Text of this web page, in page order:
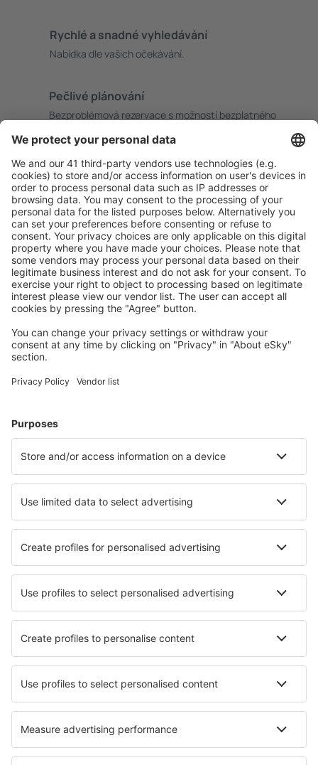
Rychlé a snadné vyhledávání
Nabídka dle vašich očekávání.
Pečlivé plánování
Bezproblémová rezervace s možností bezplatného
S námi ušetříte
Atraktivní ceny a speciální nabídky pro přihlášené
uživatele.
Ubytování dle vašeho gusta
Vyberte si z více než 1.3 milionu zařízení: hotelů,
apartmánů, chat a dalších.
Hotely ve Spojených státech amerických - Oblíbená města
Hotely in Davenport Hotely in Washington
Hotely in Duck Hotely in Ivins
Nejlepší hotely - města
Hotely in Armentieres Hotely in Annone Veneto
Hotely in Teisnach Hotely in Zemen
Hotely in Baykalsk Hotely Soeda